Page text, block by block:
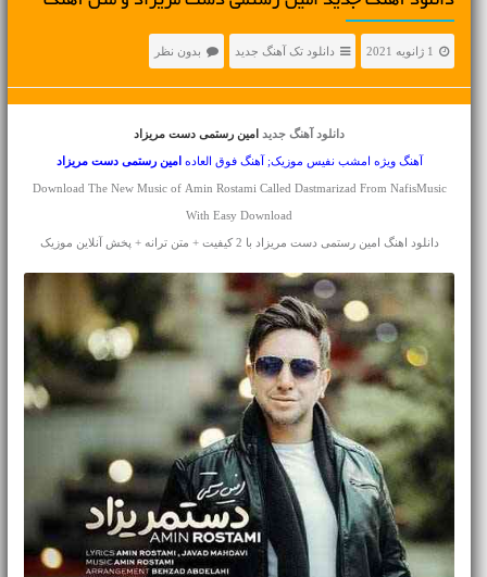
1 ژانویه 2021 دانلود تک آهنگ جدید بدون نظر
دانلود آهنگ جدید امین رستمی دست مریزاد
آهنگ ویژه امشب نفیس موزیک; آهنگ فوق العادهامین رستمی دست مریزاد
Download The New Music of Amin Rostami Called Dastmarizad From NafisMusic
With Easy Download
دانلود اهنگ امین رستمی دست مریزاد با 2 کیفیت + متن ترانه + پخش آنلاین موزیک